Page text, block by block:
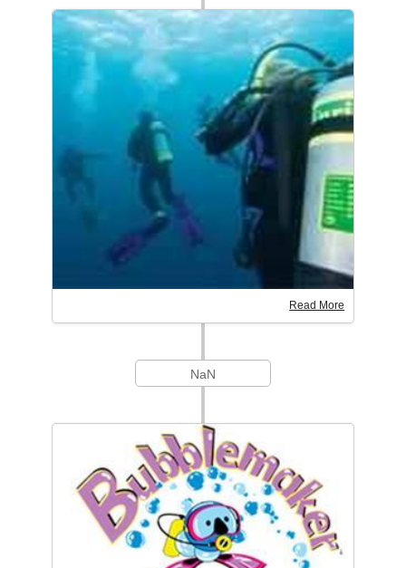
Read More
NaN